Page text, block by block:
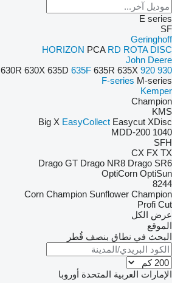
E series
SF
Geringhoff
HORIZON PCA RD ROTA DISC
John Deere
630R 630X 635D 635F 635R 635X 920 930
F-series M-series
Kemper
Champion
KMS
Big X EasyCollect Easycut XDisc
1040
MDD-200
SFH
CX FX TX
Drago GT Drago NR8 Drago SR6
OptiCorn OptiSun
8244
Corn Champion Sunflower Champion
Profi Cut
عرض الكل
الموقع
البحث في نطاق بنصف قُطر
الإمارات العربية المتحدة أوروبا